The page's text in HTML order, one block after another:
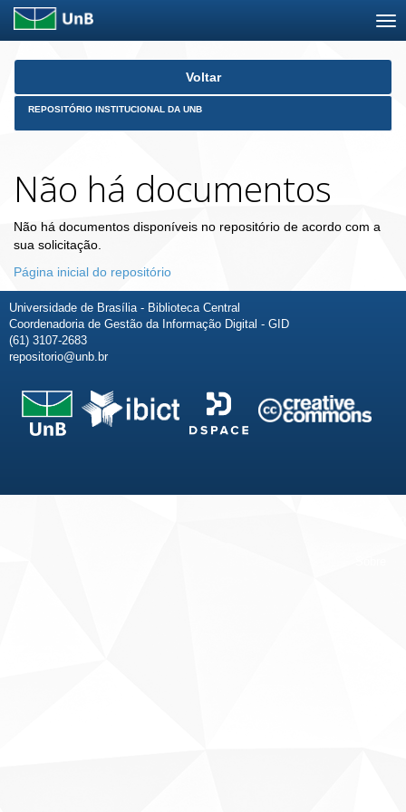
Skip
Voltar
REPOSITÓRIO INSTITUCIONAL DA UNB
Não há documentos
Não há documentos disponíveis no repositório de acordo com a
sua solicitação.
Página inicial do repositório
Universidade de Brasília - Biblioteca Central
Coordenadoria de Gestão da Informação Digital - GID
(61) 3107-2683
repositorio@unb.br